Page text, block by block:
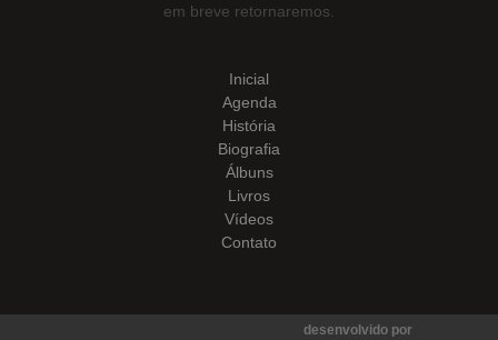
em breve retornaremos.
Inicial
Agenda
História
Biografia
Álbuns
Livros
Vídeos
Contato
desenvolvido por